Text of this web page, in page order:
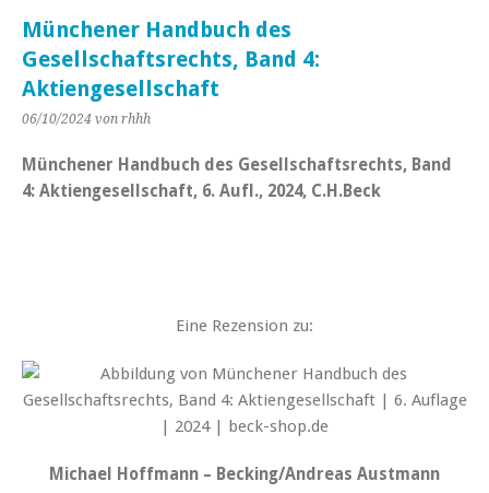
Münchener Handbuch des
Gesellschaftsrechts, Band 4:
Aktiengesellschaft
06/10/2024 von rhhh
Münchener Handbuch des Gesellschaftsrechts, Band
4: Aktiengesellschaft, 6. Aufl., 2024, C.H.Beck
Eine Rezension zu:
Michael Hoffmann – Becking/Andreas Austmann